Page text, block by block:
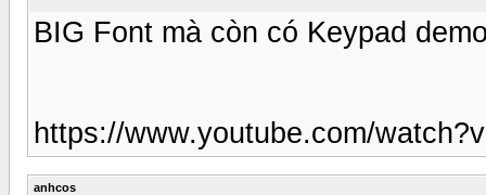
BIG Font mà còn có Keypad
https://www.youtube.com/
anhcos